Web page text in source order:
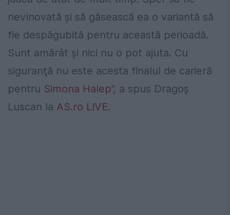
nevinovată şi să găsească ea o variantă să
fie despăgubită pentru această perioadă.
Sunt amărât şi nici nu o pot ajuta. Cu
siguranţă nu este acesta finalul de carieră
pentru Simona Halep”, a spus Dragoș
Luscan la AS.ro LIVE.